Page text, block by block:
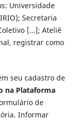
Universidade
Secretaria
[...]; Ateliê
registrar como
seu cadastro de
na Plataforma
de
Informar